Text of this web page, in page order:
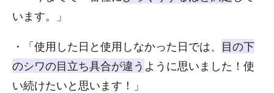
います。」
・「使用した日と使用しなかった日では、 目の下
のシワの目立ち具合が違う ように思いました！使
い続けたいと思います！」